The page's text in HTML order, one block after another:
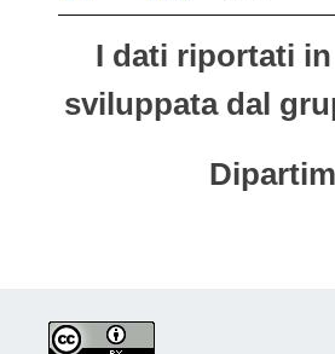
I dati riportati
sviluppata dal